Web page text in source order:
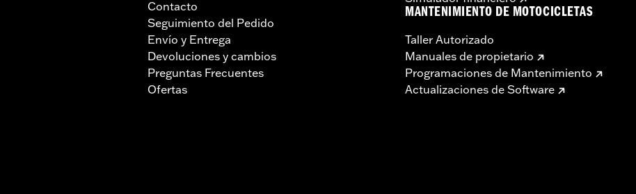
Contacto
Seguimiento del Pedido
Envío y Entrega
Devoluciones y cambios
Preguntas Frecuentes
Ofertas
MANTENIMIENTO DE MOTOCICLETAS
Taller Autorizado
Manuales de propietario
Programaciones de Mantenimiento
Actualizaciones de Software